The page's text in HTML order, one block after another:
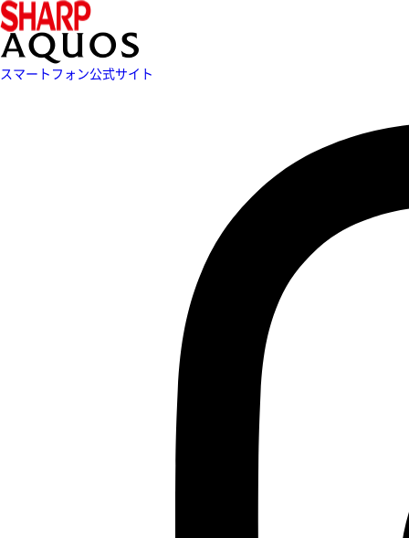
スマートフォン公式サイト